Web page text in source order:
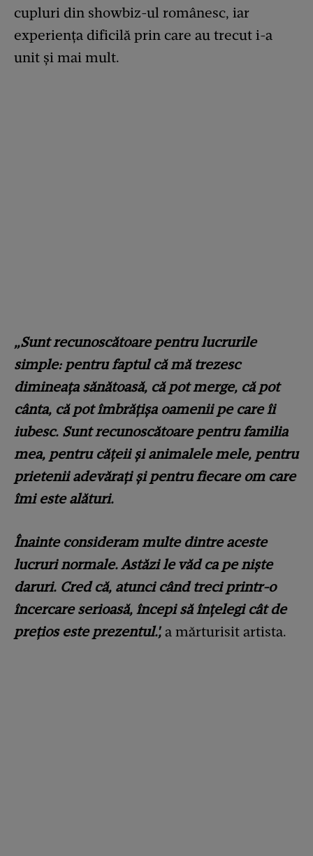
cupluri din showbiz-ul românesc, iar
experiența dificilă prin care au trecut i-a
unit și mai mult.
„Sunt recunoscătoare pentru lucrurile
simple: pentru faptul că mă trezesc
dimineața sănătoasă, că pot merge, că pot
cânta, că pot îmbrățișa oamenii pe care îi
iubesc. Sunt recunoscătoare pentru familia
mea, pentru cățeii și animalele mele, pentru
prietenii adevărați și pentru fiecare om care
îmi este alături.
Înainte consideram multe dintre aceste
lucruri normale. Astăzi le văd ca pe niște
daruri. Cred că, atunci când treci printr-o
încercare serioasă, începi să înțelegi cât de
prețios este prezentul.', a mărturisit artista.